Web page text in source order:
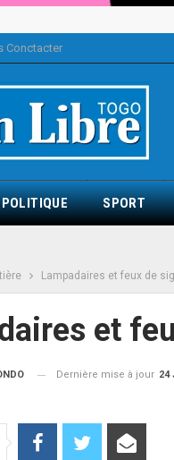
Conctacter
POLITIQUE SPORT
Lampadaires et feux de
et
Dernière mise à jour 24